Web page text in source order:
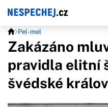
Pel-mel
Zakázáno
pravidla elitní
švédské